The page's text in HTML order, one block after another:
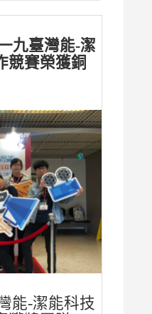
九臺灣能-潔
競賽榮獲銅
能-潔能科技